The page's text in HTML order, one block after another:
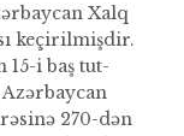
Xalq
keçirilmişdir.
15-i baş tut­
270-dən